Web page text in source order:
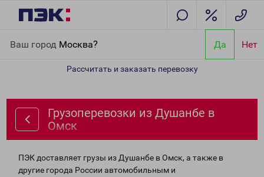
Ваш город Москва? Да Нет
Рассчитать и заказать перевозку
Грузоперевозки из Душанбе в
Омск
ПЭК доставляет грузы из Душанбе в Омск, а также в
другие города России автомобильным и